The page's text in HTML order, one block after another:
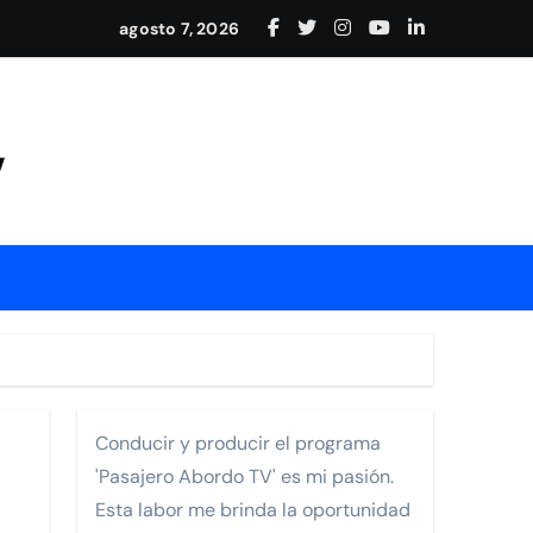
en Nayarit
conexión internacional
de Nayarit.
Cabos Pedregal
agosto 7, 2026
Conducir y producir el programa
'Pasajero Abordo TV' es mi pasión.
Esta labor me brinda la oportunidad